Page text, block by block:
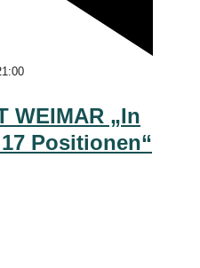
WEIMAR „In
Positionen“